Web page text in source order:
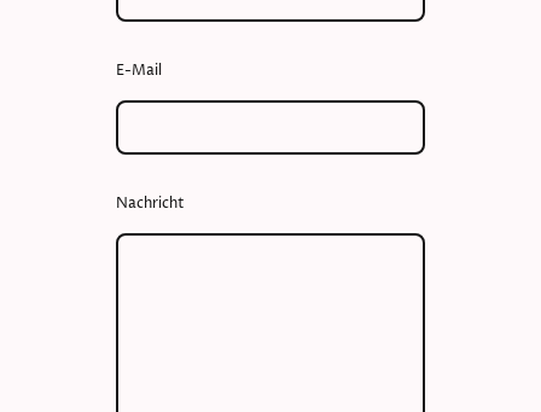
E-Mail
Nachricht